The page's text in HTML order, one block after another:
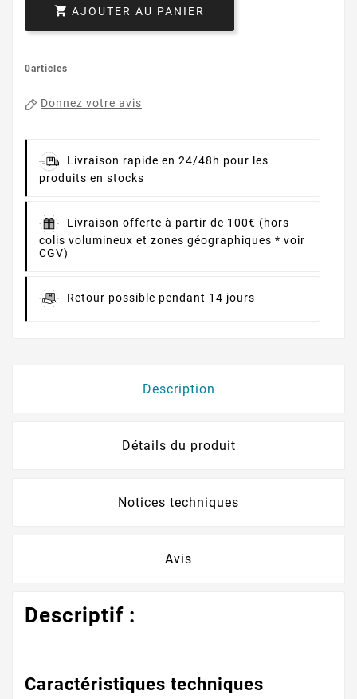
 AJOUTER AU PANIER
0articles
Donnez votre avis
Livraison rapide en 24/48h pour les
produits en stocks
Livraison offerte à partir de 100€ (hors
colis volumineux et zones géographiques * voir
CGV)
Retour possible pendant 14 jours
Description
Détails du produit
Notices techniques
Avis
Descriptif :
Caractéristiques techniques